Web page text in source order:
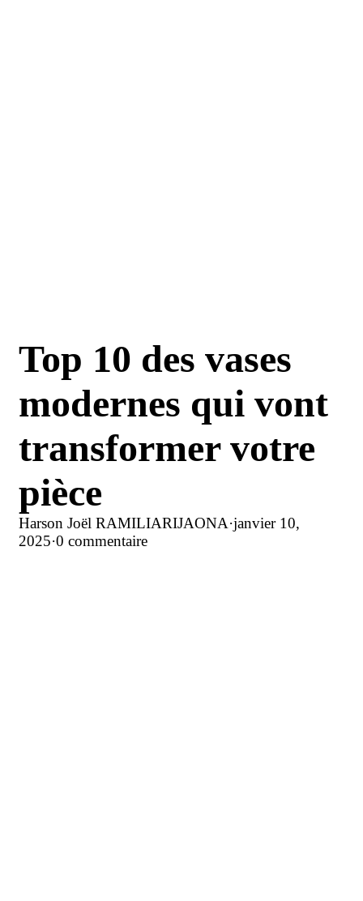
Top 10 des vases
modernes qui vont
transformer votre
pièce
Harson Joël RAMILIARIJAONA·janvier 10,
2025·0 commentaire